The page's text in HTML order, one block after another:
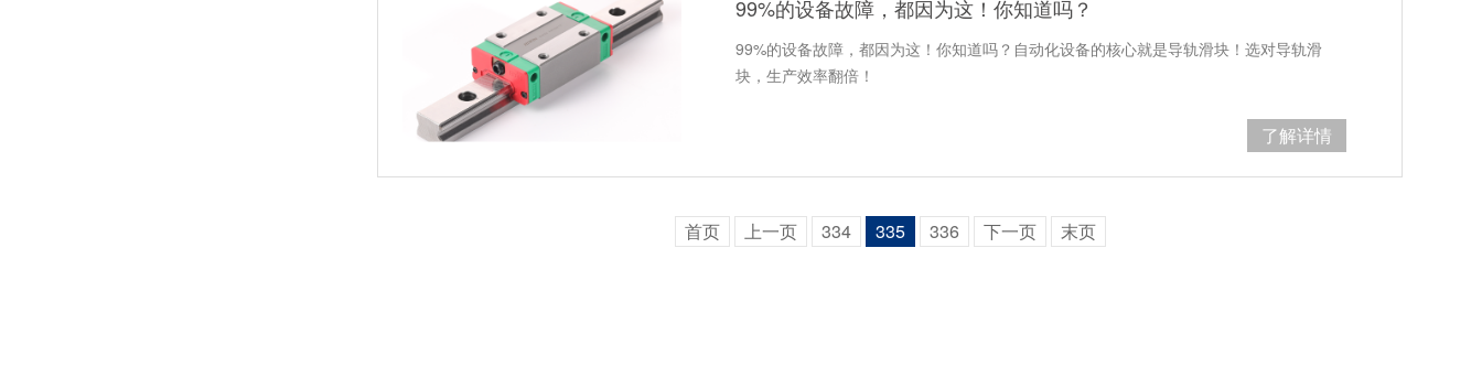
99%的设备故障，都因为这！你知道吗？
99%的设备故障，都因为这！你知道吗？自动化设备的核心就是导轨滑块！选对导轨滑
块，生产效率翻倍！
了解详情
首页 上一页 334 335 336 下一页 末页